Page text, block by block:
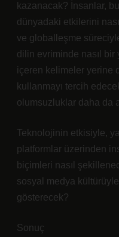
kazanacak? İnsanlar,
dünyadaki etkilerini
ve globalleşme
dilin evriminde nasıl
içeren kelimeler yerine
kullanmayı tercih
olumsuzluklar daha da
Teknolojinin etkisiyle,
platformlar üzerinden
biçimleri nasıl
sosyal medya
gösterecek?
Sonuç